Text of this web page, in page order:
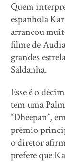
Quem
espanhola
arrancou
filme de
grandes
Saldanha.
Esse é o
tem uma
“Dheepan”,
prêmio
o diretor
prefere que